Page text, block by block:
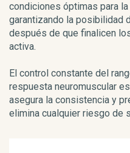
condiciones óptimas para
garantizando la posibilidad
después de que finalicen
activa.
El control constante del
respuesta neuromuscular
asegura la consistencia y
elimina cualquier riesgo de